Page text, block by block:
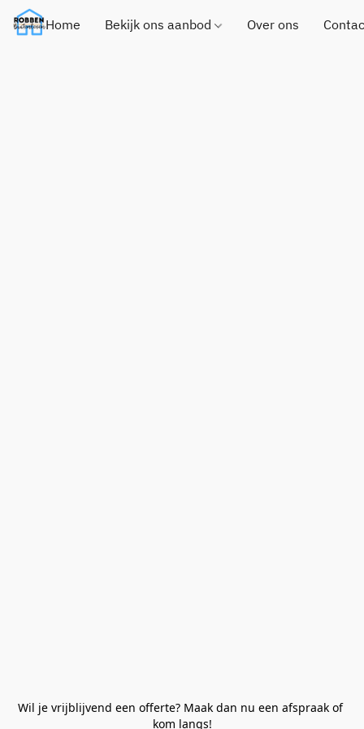
Home Bekijk ons aanbod Over ons
Wil je vrijblijvend een offerte? Maak dan nu een afspraak of
kom langs!